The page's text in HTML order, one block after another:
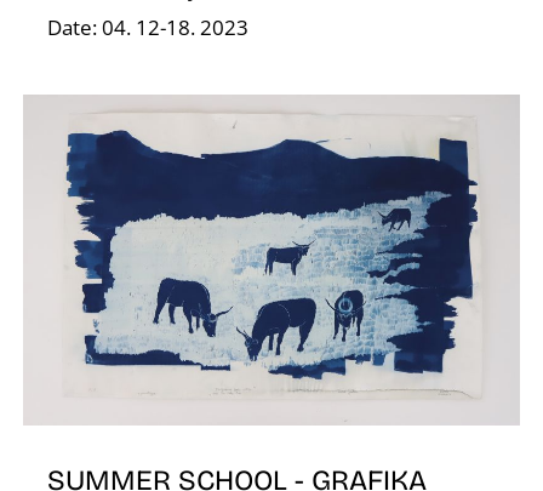
Date: 04. 12-18. 2023
SUMMER SCHOOL - GRAFIKA